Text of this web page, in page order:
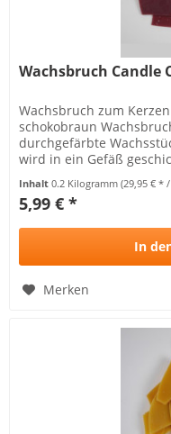
Wachsbruch Candle
Wachsbruch zum
schokobraun
durchgefärbte
wird in ein Gefäß
Inhalt0.2 Kilogramm(29,95 € *
5,99 € *
In
Merken